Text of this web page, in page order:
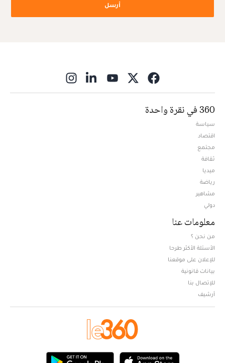
أرسل
360 في نقرة واحدة
سياسة
اقتصاد
مجتمع
ثقافة
ميديا
رياضة
مشاهير
دولي
معلومات عنا
من نحن ؟
الأسئلة الأكثر طرحا
للإعلان على موقعنا
بيانات قانونية
للإتصال بنا
أرشيف